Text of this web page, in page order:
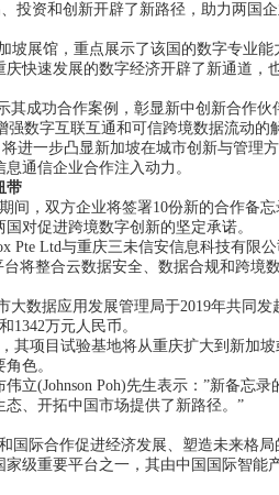
投资和创新开辟了新路径，助力两国
展馆，重点展示了该国的数字专业能
快速发展的数字经济开辟了新通道，
其成功合作案例，彰显新中创新合作伙
强数字互联互通和可信跨境数据流动的
进一步凸显新加坡在城市创新与管理方
通信企业合作注入动力。
带
，双方企业将签署10份新的合作备
对促进跨境数字创新的坚定承诺。
Pte Ltd与重庆三未信安信息科技有限
将整合云数据安全、数据合规和跨境
数据应用发展管理局于2019年共同发
1342万元人民币。
其项目试验基地将从重庆扩大到新加
色。
立(Johnson Poh)先生表示：”新备忘
、开拓中国市场提供了新路径。”
际合作促进经济发展、塑造未来格局
级重要平台之一，其由中国国际智能